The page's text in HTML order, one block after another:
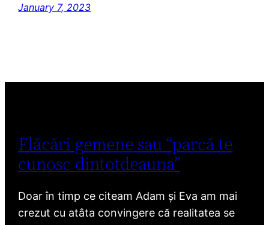
January 7, 2023
Flăcări gemene sau “parcă te
cunosc dintotdeauna”
Doar în timp ce citeam Adam și Eva am mai
crezut cu atâta convingere că realitatea se